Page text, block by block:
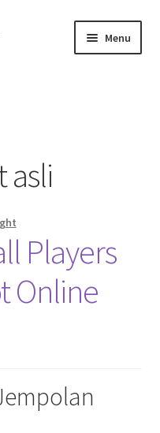
Menu
asli
Players
Online